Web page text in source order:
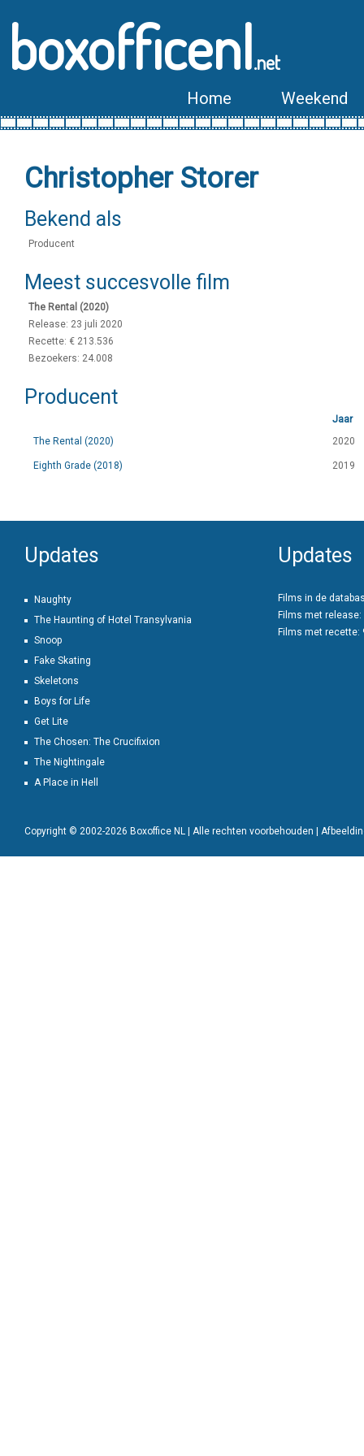
boxofficenl.net
Home Weekend
Christopher Storer
Bekend als
Producent
Meest succesvolle film
The Rental (2020)
Release: 23 juli 2020
Recette: € 213.536
Bezoekers: 24.008
Producent
Jaar
The Rental (2020)
2020
Eighth Grade (2018) 2019
Updates
Naughty
The Haunting of Hotel Transylvania
Snoop
Fake Skating
Skeletons
Boys for Life
Get Lite
The Chosen: The Crucifixion
The Nightingale
A Place in Hell
Updates
Films in de
Films met release:
Films met recette:
Copyright © 2002-2026 Boxoffice NL | Alle rechten voorbehouden |